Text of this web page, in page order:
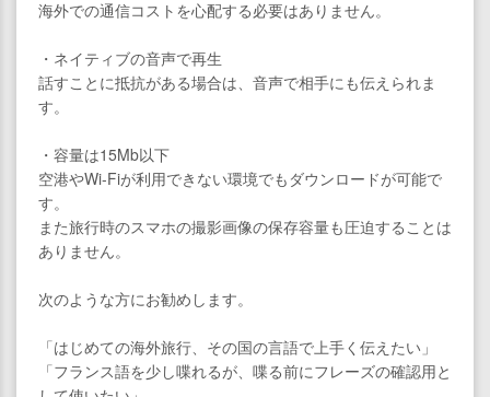
海外での通信コストを心配する必要はありません。
・ネイティブの音声で再生
話すことに抵抗がある場合は、音声で相手にも伝えられま
す。
・容量は15Mb以下
空港やWi-Fiが利用できない環境でもダウンロードが可能で
す。
また旅行時のスマホの撮影画像の保存容量も圧迫することは
ありません。
次のような方にお勧めします。
「はじめての海外旅行、その国の言語で上手く伝えたい」
「フランス語を少し喋れるが、喋る前にフレーズの確認用と